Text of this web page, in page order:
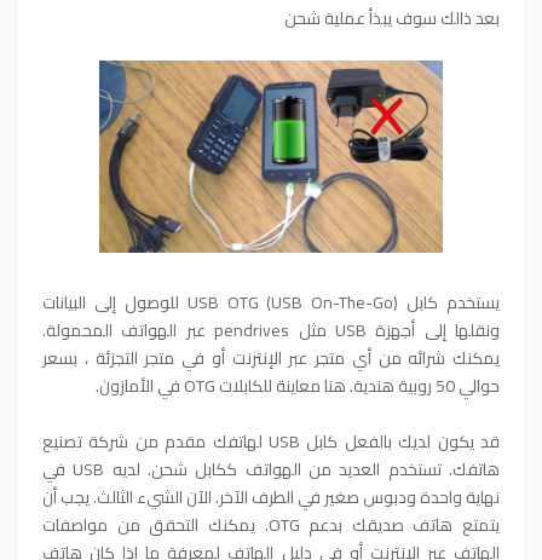
بعد ذالك سوف يبذأ عملية شحن
يستخدم كابل USB OTG (USB On-The-Go) للوصول إلى البيانات
ونقلها إلى أجهزة USB مثل pendrives عبر الهواتف المحمولة.
يمكنك شرائه من أي متجر عبر الإنترنت أو في متجر التجزئة ، بسعر
حوالي 50 روبية هندية. هنا معاينة للكابلات OTG في الأمازون.
قد يكون لديك بالفعل كابل USB لهاتفك مقدم من شركة تصنيع
هاتفك. تستخدم العديد من الهواتف ككابل شحن. لديه USB في
نهاية واحدة ودبوس صغير في الطرف الآخر. الآن الشيء الثالث. يجب أن
يتمتع هاتف صديقك بدعم OTG. يمكنك التحقق من مواصفات
الهاتف عبر الإنترنت أو في دليل الهاتف لمعرفة ما إذا كان هاتف